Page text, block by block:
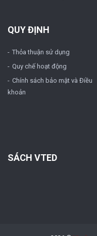
QUY ĐỊNH
Thỏa thuận sử dụng
Quy chế hoạt động
Chính sách bảo mật và Điều
khoản
SÁCH VTED